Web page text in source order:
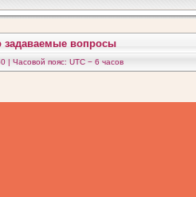
задаваемые вопросы
| Часовой пояс: UTC − 6 часов